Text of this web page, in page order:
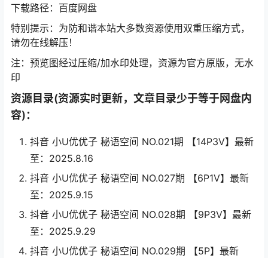
下载路径：百度网盘
特别提示：为防和谐本站大多数资源使用双重压缩方式，
请勿在线解压！
注：预览图经过压缩/加水印处理，资源为官方原版，无水
印
资源目录(资源实时更新，文章目录少于等于网盘内
容)：
抖音 小U优优子 秘语空间 NO.021期 【14P3V】最新
至：2025.8.16
抖音 小U优优子 秘语空间 NO.027期 【6P1V】最新
至：2025.9.15
抖音 小U优优子 秘语空间 NO.028期 【9P3V】最新
至：2025.9.29
抖音 小U优优子 秘语空间 NO.029期 【5P】最新